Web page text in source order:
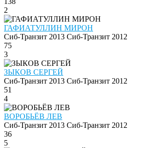
2
ГАФИАТУЛЛИН МИРОН
Сиб-Транзит 2013 Сиб-Транзит 2012
75
3
ЗЫКОВ СЕРГЕЙ
Сиб-Транзит 2013 Сиб-Транзит 2012
51
4
ВОРОБЬЁВ ЛЕВ
Сиб-Транзит 2013 Сиб-Транзит 2012
36
5